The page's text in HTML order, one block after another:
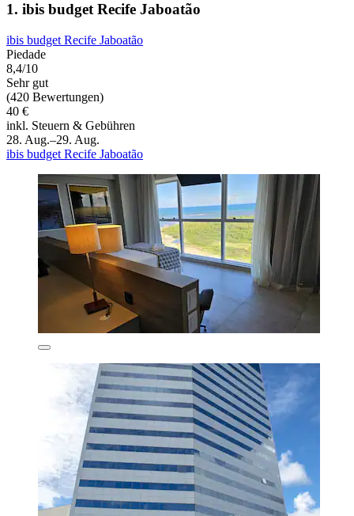
1. ibis budget Recife Jaboatão
ibis budget Recife Jaboatão
Piedade
8,4/10
Sehr gut
(420 Bewertungen)
40 €
inkl. Steuern & Gebühren
28. Aug.–29. Aug.
ibis budget Recife Jaboatão